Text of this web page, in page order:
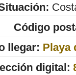
Código
llegar: Playa
digital: